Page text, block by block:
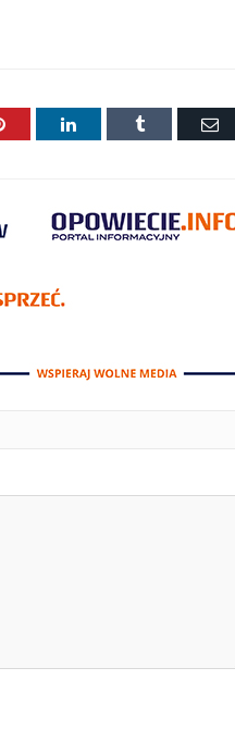
Pinterest LinkedIn Tumblr
E-